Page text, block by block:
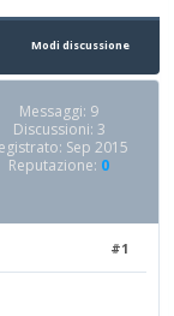
Modi discussione
Messaggi: 9
Discussioni: 3
Sep 2015
Reputazione: 0
#1